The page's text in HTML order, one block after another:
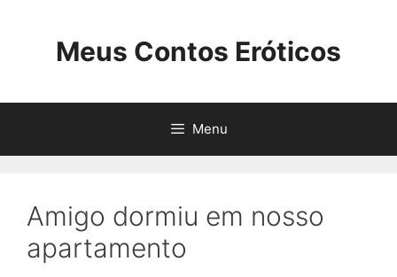
Meus Contos Eróticos
Menu
Amigo dormiu em nosso
apartamento